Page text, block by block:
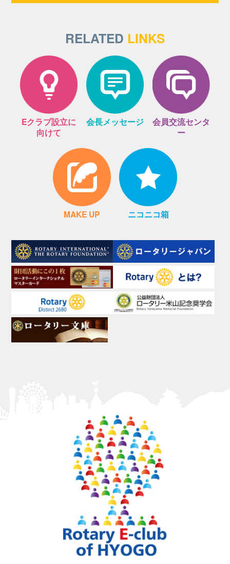
RELATED LINKS
Eクラブ設立に
向けて
会長メッセージ
会員交流センタ
ー
MAKE UP ニコニコ箱